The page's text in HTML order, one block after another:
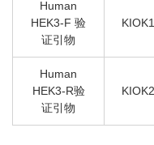
Human
HEK3-F 验
证引物
Human
HEK3-R验
证引物